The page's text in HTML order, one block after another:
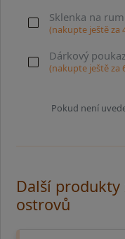
Sklenka na rum
(nakupte ještě za
Dárkový
(nakupte ještě za
Pokud není
Další
ostrovů